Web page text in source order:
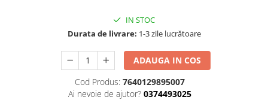
Solutie de indepartat rugina si
Tratament pentru par, conditioner
pentru par, masca de par
Vata demachianta
IN STOC
Durata de livrare: 1-3 zile lucrătoare
ADAUGA IN COS
Cod Produs: 7640129895007
Ai nevoie de ajutor? 0374493025